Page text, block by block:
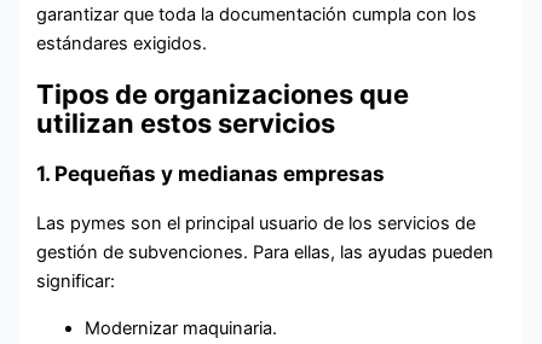
garantizar que toda la documentación cumpla con los
estándares exigidos.
Tipos de organizaciones que
utilizan estos servicios
1. Pequeñas y medianas empresas
Las pymes son el principal usuario de los servicios de
gestión de subvenciones. Para ellas, las ayudas pueden
significar:
Modernizar maquinaria.